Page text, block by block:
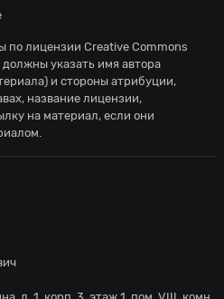
по лицензии Creative Commons
должны указать имя автора
и стороны атрибуции,
название лицензии,
на материал, если они